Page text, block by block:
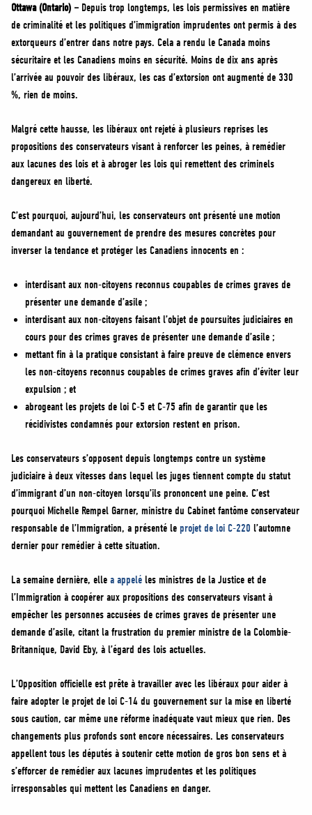
MÉDIAS
BÉNÉVOLE
ADHÉREZ
BOUTIQUE
Ottawa (Ontario) – Depuis trop longtemps, les lois permissives en matière
de criminalité et les politiques d’immigration imprudentes ont permis à des
extorqueurs d’entrer dans notre pays. Cela a rendu le Canada moins
sécuritaire et les Canadiens moins en sécurité. Moins de dix ans après
l’arrivée au pouvoir des libéraux, les cas d’extorsion ont augmenté de 330
%, rien de moins.
Malgré cette hausse, les libéraux ont rejeté à plusieurs reprises les
propositions des conservateurs visant à renforcer les peines, à remédier
aux lacunes des lois et à abroger les lois qui remettent des criminels
dangereux en liberté.
C’est pourquoi, aujourd’hui, les conservateurs ont présenté une motion
demandant au gouvernement de prendre des mesures concrètes pour
inverser la tendance et protéger les Canadiens innocents en :
interdisant aux non-citoyens reconnus coupables de crimes graves de
présenter une demande d’asile ;
interdisant aux non-citoyens faisant l’objet de poursuites judiciaires en
cours pour des crimes graves de présenter une demande d’asile ;
mettant fin à la pratique consistant à faire preuve de clémence envers
les non-citoyens reconnus coupables de crimes graves afin d’éviter leur
expulsion ; et
abrogeant les projets de loi C-5 et C-75 afin de garantir que les
récidivistes condamnés pour extorsion restent en prison.
Les conservateurs s’opposent depuis longtemps contre un système
judiciaire à deux vitesses dans lequel les juges tiennent compte du statut
d’immigrant d’un non-citoyen lorsqu’ils prononcent une peine. C’est
pourquoi Michelle Rempel Garner, ministre du Cabinet fantôme conservateur
responsable de l’Immigration, a présenté le projet de loi C-220 l’automne
dernier pour remédier à cette situation.
La semaine dernière, elle a appelé les ministres de la Justice et de
l’Immigration à coopérer aux propositions des conservateurs visant à
empêcher les personnes accusées de crimes graves de présenter une
demande d’asile, citant la frustration du premier ministre de la Colombie-
Britannique, David Eby, à l’égard des lois actuelles.
L’Opposition officielle est prête à travailler avec les libéraux pour aider à
faire adopter le projet de loi C-14 du gouvernement sur la mise en liberté
sous caution, car même une réforme inadéquate vaut mieux que rien. Des
changements plus profonds sont encore nécessaires. Les conservateurs
appellent tous les députés à soutenir cette motion de gros bon sens et à
s’efforcer de remédier aux lacunes imprudentes et les politiques
irresponsables qui mettent les Canadiens en danger.